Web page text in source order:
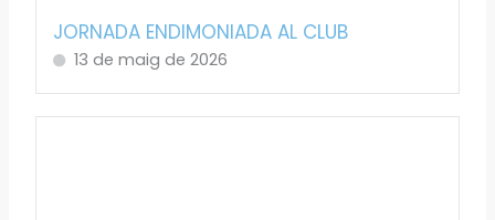
JORNADA ENDIMONIADA AL CLUB
13 de maig de 2026